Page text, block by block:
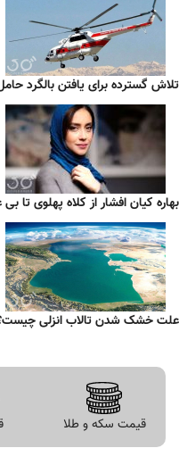
تلاش گسترده برای یافتن بالگرد
بهاره کیان افشار از کلاه پهلوی تا
علت خشک شدن تالاب انزلی
قیمت سکه و طلا